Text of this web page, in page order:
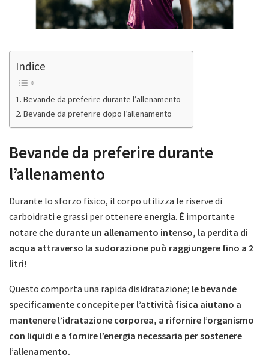
Indice
Bevande da preferire durante l’allenamento
Bevande da preferire dopo l’allenamento
Bevande da preferire durante
l’allenamento
Durante lo sforzo fisico, il corpo utilizza le riserve di
carboidrati e grassi per ottenere energia. È importante
notare che durante un allenamento intenso, la perdita di
acqua attraverso la sudorazione può raggiungere fino a 2
litri!
Questo comporta una rapida disidratazione; le bevande
specificamente concepite per l’attività fisica aiutano a
mantenere l’idratazione corporea, a rifornire l’organismo
con liquidi e a fornire l’energia necessaria per sostenere
l’allenamento.